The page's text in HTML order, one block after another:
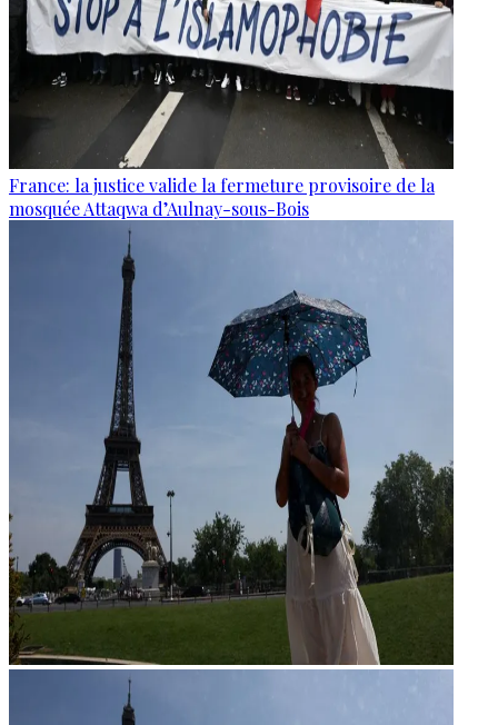
France: la justice valide la fermeture provisoire de la
mosquée Attaqwa d’Aulnay-sous-Bois